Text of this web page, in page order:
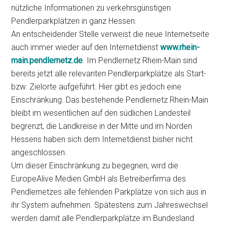
nützliche Informationen zu verkehrsgünstigen
Pendlerparkplätzen in ganz Hessen.
An entscheidender Stelle verweist die neue Internetseite
auch immer wieder auf den Internetdienstwww.rhein-
main.pendlernetz.de. Im Pendlernetz Rhein-Main sind
bereits jetzt alle relevanten Pendlerparkplätze als Start-
bzw. Zielorte aufgeführt. Hier gibt es jedoch eine
Einschränkung. Das bestehende Pendlernetz Rhein-Main
bleibt im wesentlichen auf den südlichen Landesteil
begrenzt, die Landkreise in der Mitte und im Norden
Hessens haben sich dem Internetdienst bisher nicht
angeschlossen.
Um dieser Einschränkung zu begegnen, wird die
EuropeAlive Medien GmbH als Betreiberfirma des
Pendlernetzes alle fehlenden Parkplätze von sich aus in
ihr System aufnehmen. Spätestens zum Jahreswechsel
werden damit alle Pendlerparkplätze im Bundesland